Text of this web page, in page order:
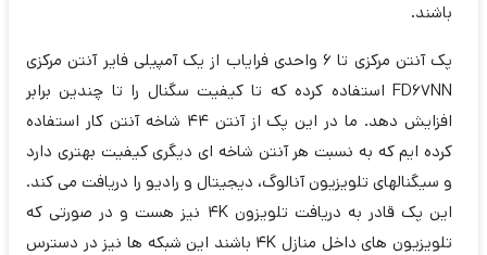
باشند.
پک آنتن مرکزی تا 6 واحدی فرایاب از یک آمپیلی فایر آنتن مرکزی
FD67NN استفاده کرده که تا کیفیت سگنال را تا چندین برابر
افزایش دهد. ما در این پک از آنتن 44 شاخه آنتن کار استفاده
کرده ایم که به نسبت هر آنتن شاخه ای دیگری کیفیت بهتری دارد
و سیگنالهای تلویزیون آنالوگ، دیجیتال و رادیو را دریافت می کند.
این پک قادر به دریافت تلویزون 4K نیز هست و در صورتی که
تلویزیون های داخل منازل 4K باشند این شبکه ها نیز در دسترس